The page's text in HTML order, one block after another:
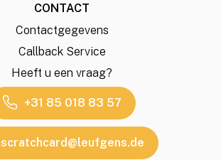
CONTACT
Contactgegevens
Callback Service
Heeft u een vraag?
+31 85 018 83 57
scratchcard@leufgens.de